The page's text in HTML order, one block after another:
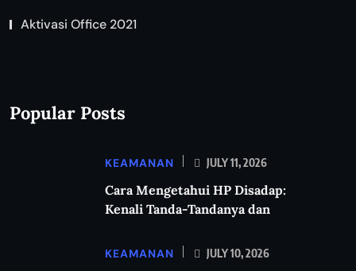
Aktivasi Office 2021
Popular Posts
KEAMANAN JULY 11, 2026
Cara Mengetahui HP Disadap:
Kenali Tanda-Tandanya dan
KEAMANAN JULY 10, 2026